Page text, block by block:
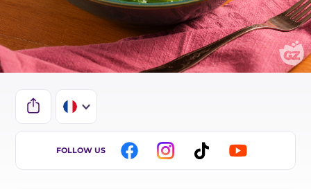
IT
FOLLOW US